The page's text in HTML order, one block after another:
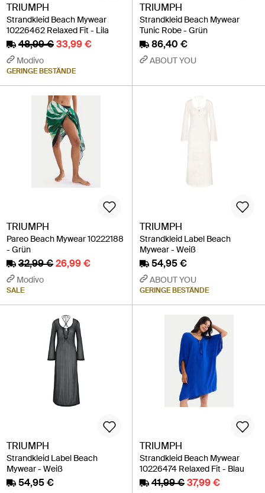
TRIUMPH
Strandkleid Beach Mywear
10226462 Relaxed Fit - Lila
48,99 €33,99 €
Modivo
GERINGE BESTÄNDE
TRIUMPH
Strandkleid Beach Mywear
Tunic Robe - Grün
86,40 €
ABOUT YOU
TRIUMPH
Pareo Beach Mywear 10222188
- Grün
32,99 €26,99 €
Modivo
SALE
TRIUMPH
Strandkleid Label Beach
Mywear - Weiß
54,95 €
ABOUT YOU
GERINGE BESTÄNDE
TRIUMPH
Strandkleid Label Beach
Mywear - Weiß
54,95 €
TRIUMPH
Strandkleid Beach Mywear
10226474 Relaxed Fit - Blau
41,99 €37,99 €